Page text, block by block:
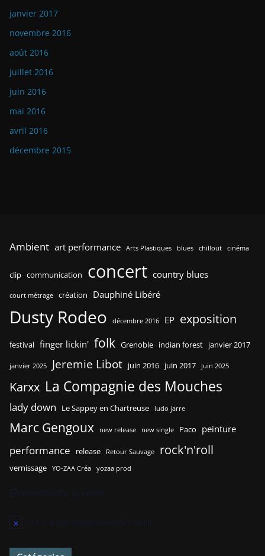
janvier 2017
novembre 2016
août 2016
juillet 2016
juin 2016
mai 2016
avril 2016
décembre 2015
Ambient art performance Arts Plastiques blues chillout cinéma
clip communication concert country blues
court métrage création Dauphiné Libéré
Dusty Rodeo décembre 2016 EP exposition
festival finger lickin' folk Grenoble indian forest janvier 2017
janvier 2025 Jeremie Libot juin 2016 juin 2017 Juin 2025
Karxx La Compagnie des Mouches
lady down Le Sappey en Chartreuse ludo jarre
Marc Gengoux new release new single Paco peinture
performance release Retour Sauvage rock'n'roll
vernissage YO-ZAA Créa yozaa prod
N
t